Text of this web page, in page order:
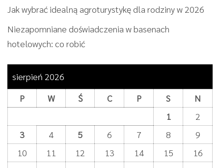
Jak wybrać idealną agroturystykę dla rodziny w 2026
Niezapomniane doświadczenia w basenach
hotelowych: co robić
sierpień 2026
P
W Ś C P S
N
1
2
3
4 5 6 7 8
9
10
11 12 13 14 15
16